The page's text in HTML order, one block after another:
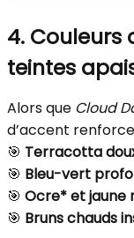
4. Couleurs
teintes
Alors que Cloud
d’accent
🎯 Terracotta
🎯 Bleu-vert
🎯 Ocre* et jaune
🎯 Bruns chauds